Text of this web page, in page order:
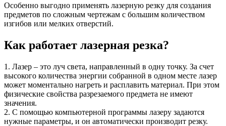
Особенно выгодно применять лазерную резку для создания
предметов по сложным чертежам с большим количеством
изгибов или мелких отверстий.
Как работает лазерная резка?
1. Лазер – это луч света, направленный в одну точку. За счет
высокого количества энергии собранной в одном месте лазер
может моментально нагреть и расплавить материал. При этом
физические свойства разрезаемого предмета не имеют
значения.
2. С помощью компьютерной программы лазеру задаются
нужные параметры, и он автоматически производит резку.